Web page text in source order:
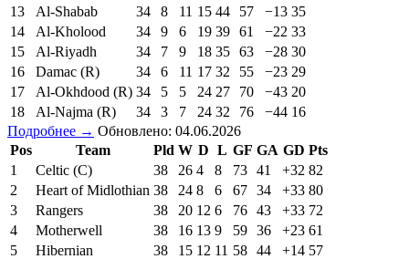
13
Al-Shabab 34 8 11 15 44 57 −13 35
14
Al-Kholood 34 9 6 19 39 61 −22 33
15
Al-Riyadh 34 7 9 18 35 63 −28 30
16
Damac (R) 34 6 11 17 32 55 −23 29
17
Al-Okhdood (R) 34 5 5 24 27 70 −43 20
18
Al-Najma (R) 34 3 7 24 32 76 −44 16
Подробнее → Обновлено: 04.06.2026
Pos
Team Pld W D L GF GA GD Pts
1
Celtic (C) 38 26 4 8 73 41 +32 82
2
Heart of Midlothian 38 24 8 6 67 34 +33 80
3
Rangers 38 20 12 6 76 43 +33 72
4
Motherwell 38 16 13 9 59 36 +23 61
5
Hibernian 38 15 12 11 58 44 +14 57